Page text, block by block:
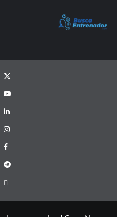
Twitter
YouTube
LinkedIn
Instagram
Facebook
Telegram
PayPal